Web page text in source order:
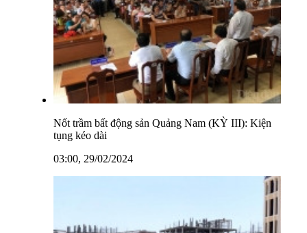
Nốt trầm bất động sản Quảng Nam (KỲ III): Kiện
tụng kéo dài
03:00, 29/02/2024